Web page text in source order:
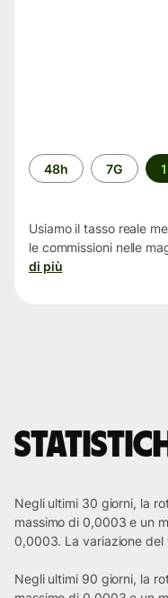
Periodo
di
48h 7G
Usiamo il tasso reale
le commissioni nelle
di più
Negli ultimi 30 giorni, la
massimo di 0,0003 e un
0,0003. La variazione
Negli ultimi 90 giorni, la